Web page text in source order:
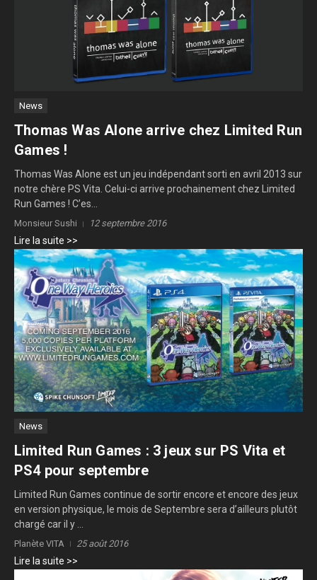
News
Thomas Was Alone arrive chez Limited Run
Games !
Thomas Was Alone est un jeu indépendant sorti en avril 2013 sur
notre chère PS Vita. Celui-ci arrive prochainement chez Limited
Run Games ! C’es...
Monsieur Sushi 12 septembre 2016
Lire la suite >>
News
Limited Run Games : 3 jeux sur PS Vita et
PS4 pour septembre
Limited Run Games continue de sortir encore et encore des jeux
en version physique, le mois de Septembre sera d’ailleurs plutôt
chargé car il y ...
Planète VITA 25 août 2016
Lire la suite >>